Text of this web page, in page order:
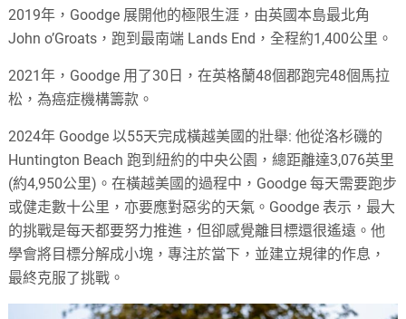
2019年，Goodge 展開他的極限生涯，由英國本島最北角
John o’Groats，跑到最南端 Lands End，全程約1,400公里。
2021年，Goodge 用了30日，在英格蘭48個郡跑完48個馬拉
松，為癌症機構籌款。
2024年 Goodge 以55天完成橫越美國的壯舉: 他從洛杉磯的
Huntington Beach 跑到紐約的中央公園，總距離達3,076英里
(約4,950公里)。在橫越美國的過程中，Goodge 每天需要跑步
或健走數十公里，亦要應對惡劣的天氣。Goodge 表示，最大
的挑戰是每天都要努力推進，但卻感覺離目標還很遙遠。他
學會將目標分解成小塊，專注於當下，並建立規律的作息，
最終克服了挑戰。